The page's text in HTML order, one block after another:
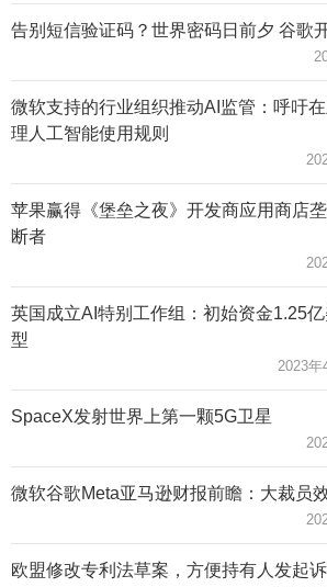
告别短信验证码？世界密码日前夕 谷歌
微软支持的行业组织推动AI监管：呼吁
理人工智能使用规则
苹果赢得《堡垒之夜》开发商应用商店
断者
英国成立AI特别工作组：初始资金1.25
型
2023
SpaceX发射世界上第一颗5G卫星
微软谷歌Meta亚马逊财报前瞻：大裁员
欧盟修改专利法草案，方便持有人发起